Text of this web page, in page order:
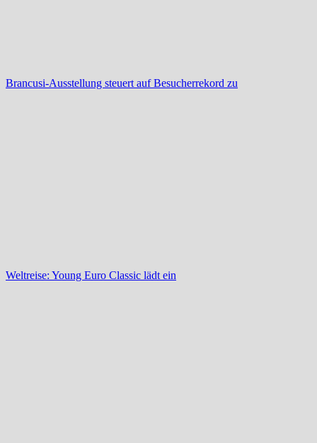
Brancusi-Ausstellung steuert auf Besucherrekord zu
Weltreise: Young Euro Classic lädt ein